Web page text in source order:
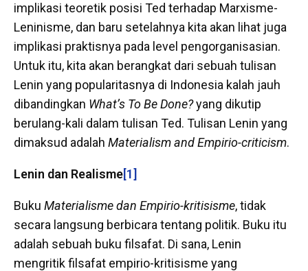
implikasi teoretik posisi Ted terhadap Marxisme-
Leninisme, dan baru setelahnya kita akan lihat juga
implikasi praktisnya pada level pengorganisasian.
Untuk itu, kita akan berangkat dari sebuah tulisan
Lenin yang popularitasnya di Indonesia kalah jauh
dibandingkan What’s To Be Done?yang dikutip
berulang-kali dalam tulisan Ted. Tulisan Lenin yang
dimaksud adalah Materialism and Empirio-criticism.
Lenin dan Realisme[1]
Buku Materialisme dan Empirio-kritisisme, tidak
secara langsung berbicara tentang politik. Buku itu
adalah sebuah buku filsafat. Di sana, Lenin
mengritik filsafat empirio-kritisisme yang